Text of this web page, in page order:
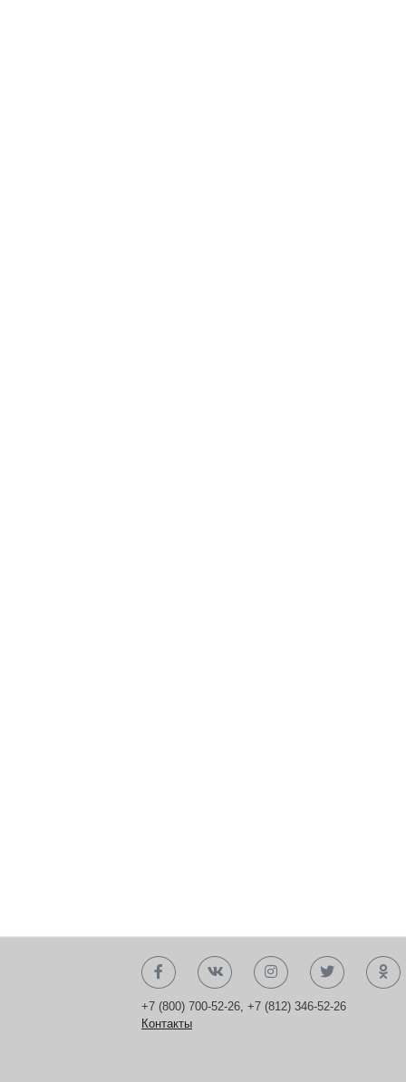
+7 (800) 700-52-26, +7 (812) 346-52-26
Контакты